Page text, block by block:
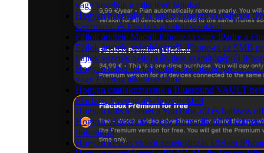
vagy kezeljük a rajta lévő fájlokat
Hogyan használja az audio hangszínszabályzót
Evermusic és Flacbox alkalmazásokkal
Fájlok átvitele Macről iPhone-ra vagy iPadre a
Fájlok átvitele számítógépről iPhone-ra az SMB
Fájlok vezeték nélküli átvitele számítógépről
Hogyan töltsd fel fájljaidat a felhőtárhelyre és
vagy Evertag alkalmazáshoz
Hogyan csatlakoztassuk a Bluesound VAULT
Flacbox, Evertag alkalmazásokból
Hogyan tölts le zenét a YouTube-ról és hallgass
Hogyan válasszunk le egy harmadik féltől
fiókunkról
Hogyan készíts videót zenelejátszás közben